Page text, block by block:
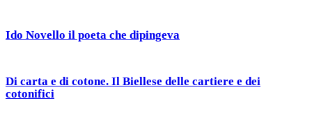
Ido Novello il poeta che dipingeva
Di carta e di cotone. Il Biellese delle cartiere e dei
cotonifici